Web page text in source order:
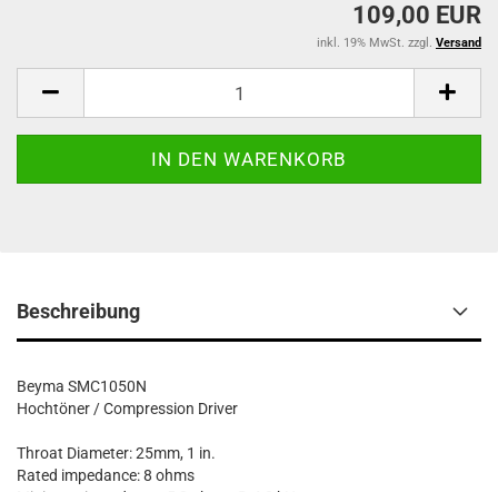
109,00 EUR
inkl. 19% MwSt. zzgl. Versand
Beschreibung
Beyma SMC1050N
Hochtöner / Compression Driver
Throat Diameter: 25mm, 1 in.
Rated impedance: 8 ohms